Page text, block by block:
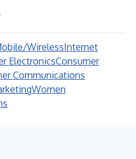
WirelessInternet
ElectronicsConsumer
Communications
Women